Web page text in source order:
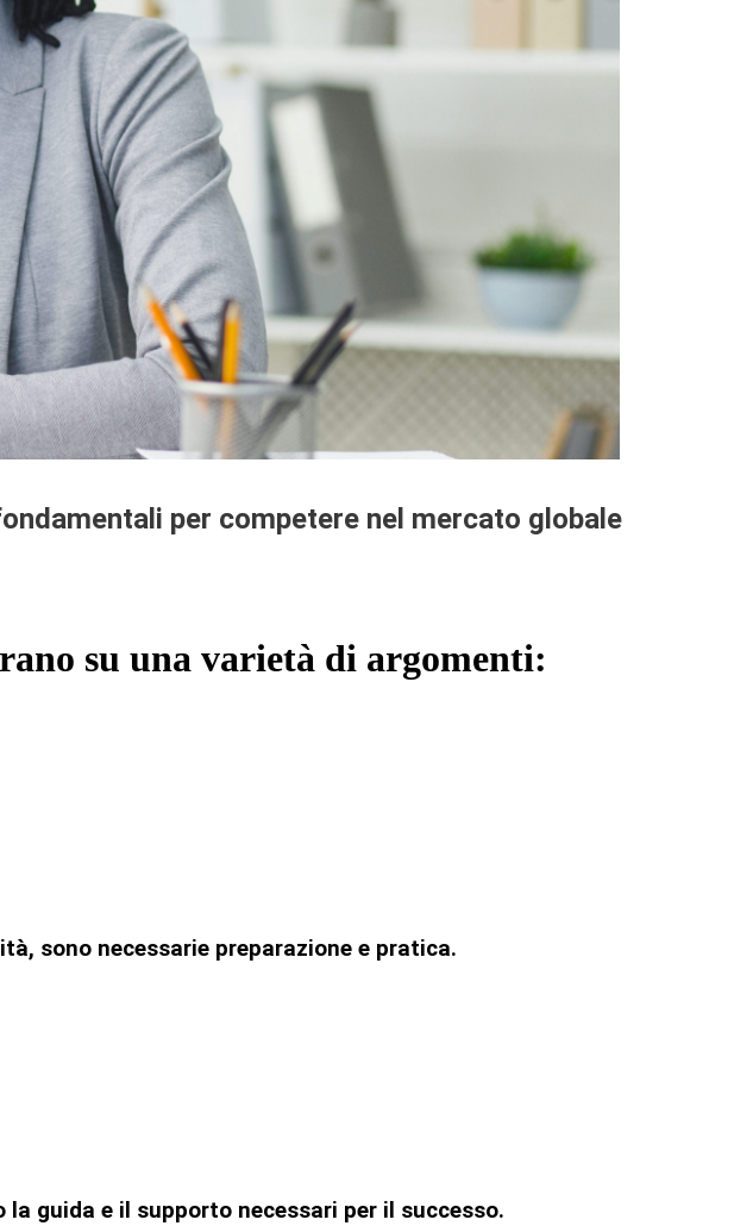
per competere nel mercato globale
su una varietà di argomenti:
sono necessarie preparazione e pratica.
guida e il supporto necessari per il successo.